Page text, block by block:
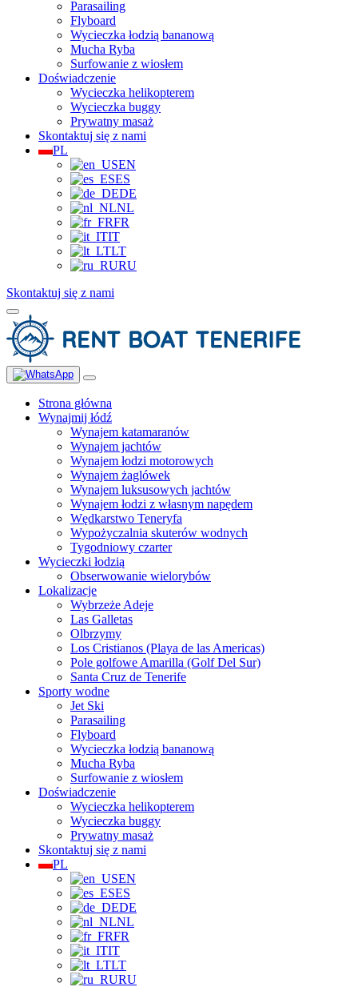
Parasailing
Flyboard
Wycieczka łodzią bananową
Mucha Ryba
Surfowanie z wiosłem
Doświadczenie
Wycieczka helikopterem
Wycieczka buggy
Prywatny masaż
Skontaktuj się z nami
PL
EN
ES
DE
NL
FR
IT
LT
RU
Skontaktuj się z nami
Strona główna
Wynajmij łódź
Wynajem katamaranów
Wynajem jachtów
Wynajem łodzi motorowych
Wynajem żaglówek
Wynajem luksusowych jachtów
Wynajem łodzi z własnym napędem
Wędkarstwo Teneryfa
Wypożyczalnia skuterów wodnych
Tygodniowy czarter
Wycieczki łodzią
Obserwowanie wielorybów
Lokalizacje
Wybrzeże Adeje
Las Galletas
Olbrzymy
Los Cristianos (Playa de las Americas)
Pole golfowe Amarilla (Golf Del Sur)
Santa Cruz de Tenerife
Sporty wodne
Jet Ski
Parasailing
Flyboard
Wycieczka łodzią bananową
Mucha Ryba
Surfowanie z wiosłem
Doświadczenie
Wycieczka helikopterem
Wycieczka buggy
Prywatny masaż
Skontaktuj się z nami
PL
EN
ES
DE
NL
FR
IT
LT
RU